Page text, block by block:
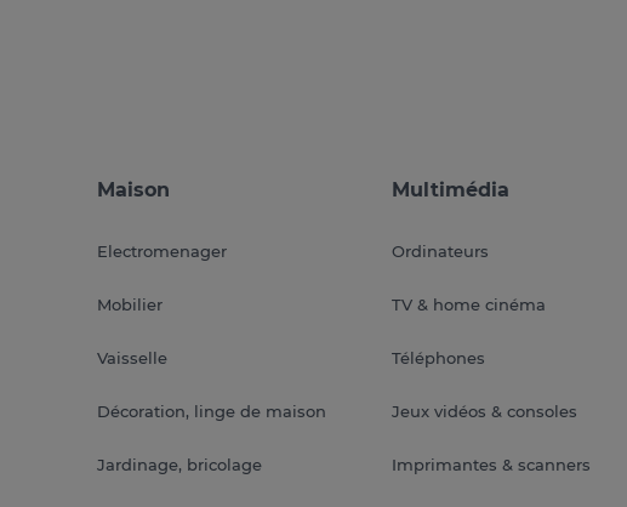
Maison
Electromenager
Mobilier
Vaisselle
Décoration, linge de maison
Jardinage, bricolage
Multimédia
Ordinateurs
TV & home cinéma
Téléphones
Jeux vidéos & consoles
Imprimantes & scanners